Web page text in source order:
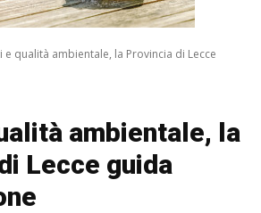
e qualità ambientale, la Provincia di Lecce
ambientale, la
Lecce guida